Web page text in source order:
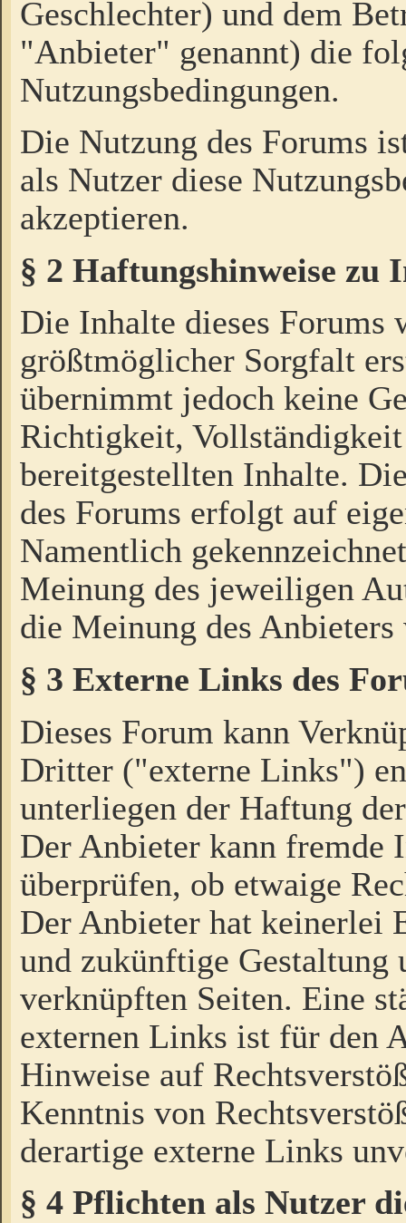
Geschlechter) und dem
"Anbieter" genannt) die
Nutzungsbedingungen.
Die Nutzung des Forums
als Nutzer diese
akzeptieren.
§ 2 Haftungshinweise zu
Die Inhalte dieses Forums
größtmöglicher Sorgfalt
übernimmt jedoch keine
Richtigkeit,
bereitgestellten Inhalte.
des Forums erfolgt auf
Namentlich
Meinung des jeweiligen
die Meinung des Anbieters
§ 3 Externe Links des
Dieses Forum kann
Dritter ("externe Links")
unterliegen der Haftung
Der Anbieter kann fremde
überprüfen, ob etwaige
Der Anbieter hat keinerlei
und zukünftige Gestaltung
verknüpften Seiten. Eine
externen Links ist für den
Hinweise auf
Kenntnis von
derartige externe Links
§ 4 Pflichten als Nutzer